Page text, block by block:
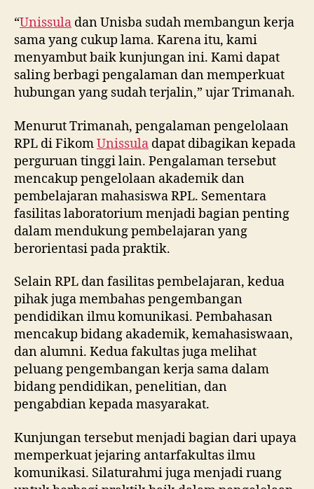
“Unissula dan Unisba sudah membangun kerja
sama yang cukup lama. Karena itu, kami
menyambut baik kunjungan ini. Kami dapat
saling berbagi pengalaman dan memperkuat
hubungan yang sudah terjalin,” ujar Trimanah.
Menurut Trimanah, pengalaman pengelolaan
RPL di FikomUnissula dapat dibagikan kepada
perguruan tinggi lain. Pengalaman tersebut
mencakup pengelolaan akademik dan
pembelajaran mahasiswa RPL. Sementara
fasilitas laboratorium menjadi bagian penting
dalam mendukung pembelajaran yang
berorientasi pada praktik.
Selain RPL dan fasilitas pembelajaran, kedua
pihak juga membahas pengembangan
pendidikan ilmu komunikasi. Pembahasan
mencakup bidang akademik, kemahasiswaan,
dan alumni. Kedua fakultas juga melihat
peluang pengembangan kerja sama dalam
bidang pendidikan, penelitian, dan
pengabdian kepada masyarakat.
Kunjungan tersebut menjadi bagian dari upaya
memperkuat jejaring antarfakultas ilmu
komunikasi. Silaturahmi juga menjadi ruang